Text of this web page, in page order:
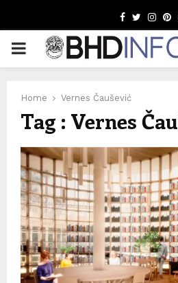
Facebook
Twitter
PRIMARY
Home Vernes Čaušević
Tag : Vernes